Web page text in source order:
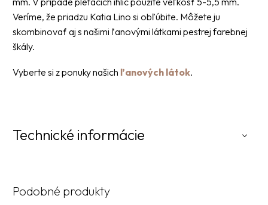
Veríme, že priadzu Katia Lino si obľúbite. Môžete ju
skombinovať aj s našimi ľanovými látkami pestrej farebnej
škály.
Vyberte si z ponuky našich ľanových látok.
Technické informácie
Podobné produkty